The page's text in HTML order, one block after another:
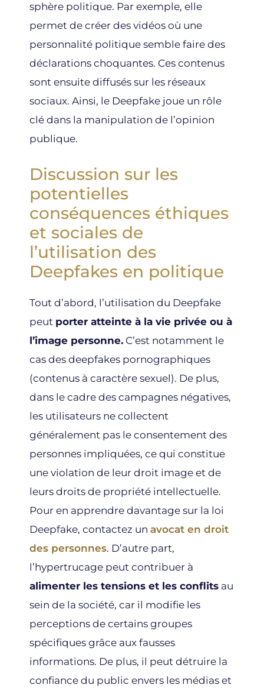
sphère politique. Par exemple, elle
permet de créer des vidéos où une
personnalité politique semble faire des
déclarations choquantes. Ces contenus
sont ensuite diffusés sur les réseaux
sociaux. Ainsi, le Deepfake joue un rôle
clé dans la manipulation de l’opinion
publique.
Discussion sur les
potentielles
conséquences éthiques
et sociales de
l’utilisation des
Deepfakes en politique
Tout d’abord, l’utilisation du Deepfake
peut porter atteinte à la vie privée ou à
l’image personne. C’est notamment le
cas des deepfakes pornographiques
(contenus à caractère sexuel). De plus,
dans le cadre des campagnes négatives,
les utilisateurs ne collectent
généralement pas le consentement des
personnes impliquées, ce qui constitue
une violation de leur droit image et de
leurs droits de propriété intellectuelle.
Pour en apprendre davantage sur la loi
Deepfake, contactez un avocat en droit
des personnes. D’autre part,
l’hypertrucage peut contribuer à
alimenter les tensions et les conflits au
sein de la société, car il modifie les
perceptions de certains groupes
spécifiques grâce aux fausses
informations. De plus, il peut détruire la
confiance du public envers les médias et